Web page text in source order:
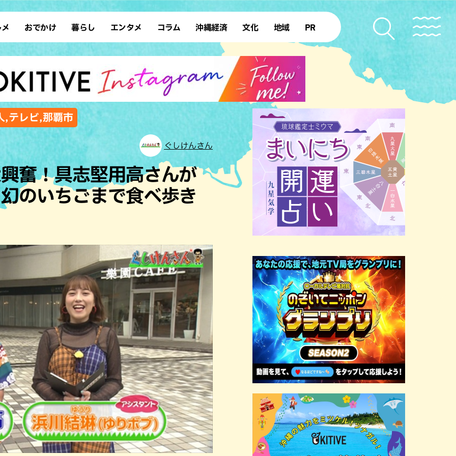
ン 沖縄そば
ウト カフェ
和食・日本料理
理 アジア・エスニック
イタリアン
洋料理 フレンチ
・焼肉 焼鳥・串料理
肉料理 居酒屋・バー
イキング
ガー タコス・タコライス
おでかけ
デート ドライブ
散歩 ソロ活
歴史
レジャー
ショッピング
サウナ 公園
沖縄の海
暮らし
レシピ SDGs
ファッション ローカルニュース
沖縄移住 沖縄旧暦行事
エンタメ
スポーツ 占い
タレント・芸人 テレビ
コラム 沖縄経済 文化
復帰50年
地域
本島北部 本島中部
本島南部 先島諸島
北部離島
PR
,テレビ,那覇市
ぐしけんさん
奮！具志堅用高さんが
のいちごまで食べ歩き